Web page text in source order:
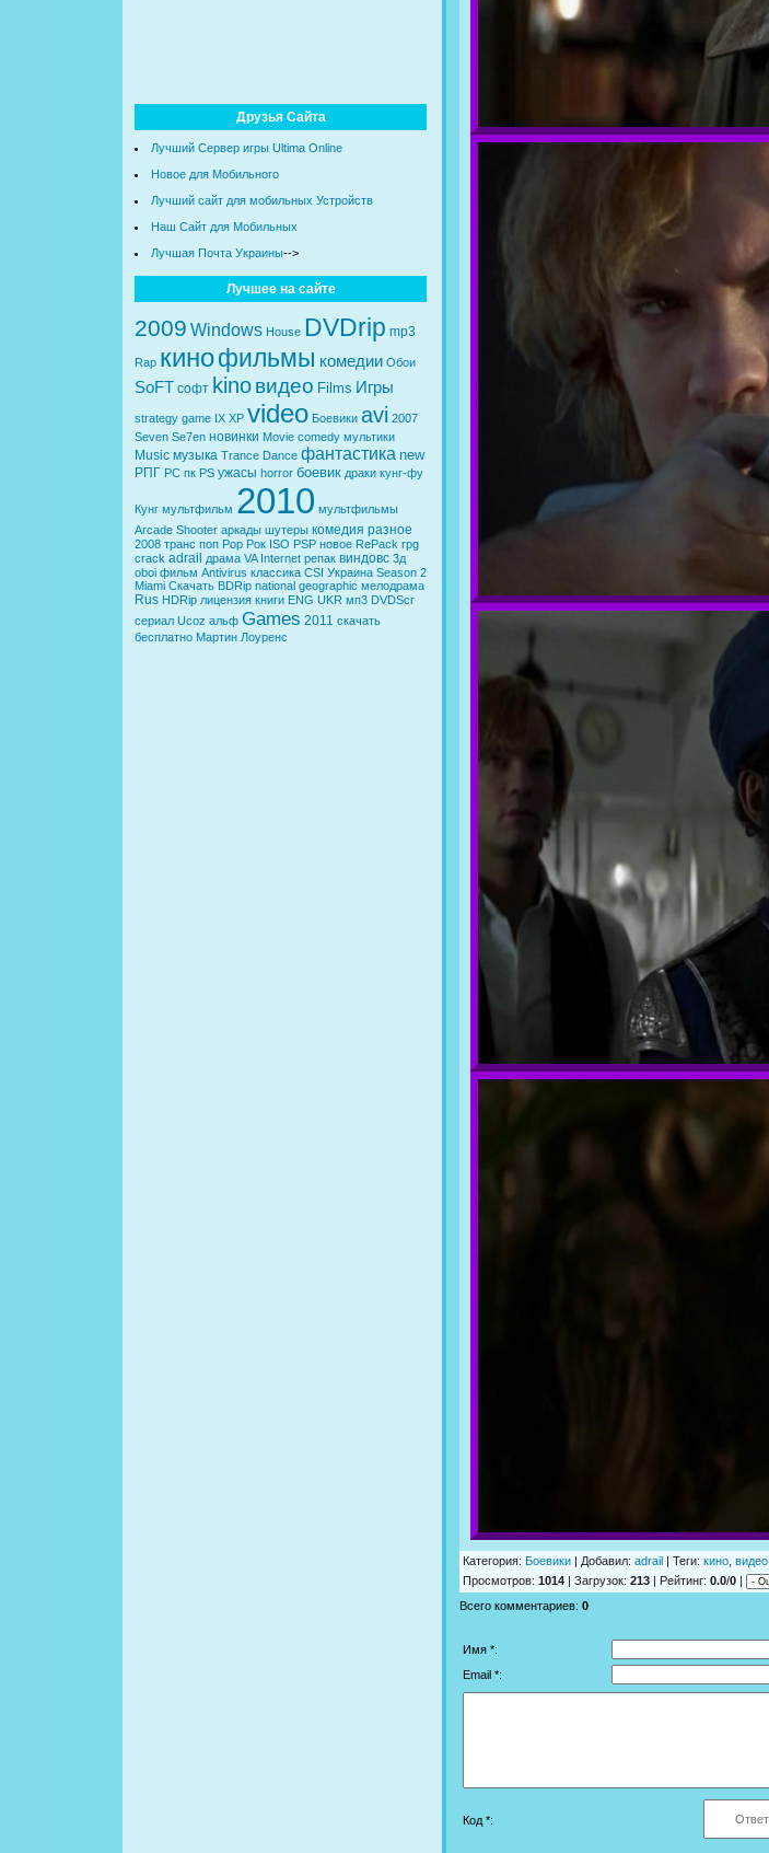
Друзья Сайта
Лучший Сервер игры Ultima Online
Новое для Мобильного
Лучший сайт для мобильных Устройств
Наш Сайт для Мобильных
Лучшая Почта Украины-->
Лучшее на сайте
2009 Windows House DVDrip mp3
Rap кинофильмы комедии Обои
SoFT софт kinoвидео Films Игры
strategy game IX XP video Боевики avi 2007
Seven Se7en новинки Movie comedy мультики
Music музыка Trance Dance фантастика new
РПГ PC пк PS ужасы horror боевик драки кунг-фу
Кунг мультфильм 2010 мультфильмы
Arcade Shooter аркады шутеры комедия разное
2008 транс поп Pop Рок ISO PSP новое RePack rpg
crack adrail драма VA Internet репак виндовс 3д
oboi фильм Antivirus классика CSI Украина Season 2
Miami Скачать BDRip national geographic мелодрама
Rus HDRip лицензия книги ENG UKR мп3 DVDScr
сериал Ucoz альф Games 2011 скачать
бесплатно Мартин Лоуренс
Категория: Боевики | Добавил: adrail | Теги: кино видео
Просмотров: 1014 | Загрузок: 213 | Рейтинг: 0.0/0 |
Всего комментариев: 0
Имя *:
Email *:
Код *: